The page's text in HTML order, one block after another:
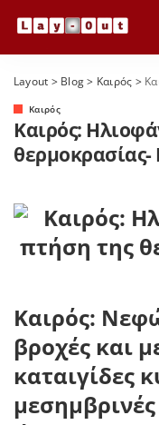
Layout > Blog> Καιρός >
Καιρός
Καιρός:
θερμοκρασίας-
Καιρός:
βροχές και
καταιγίδες